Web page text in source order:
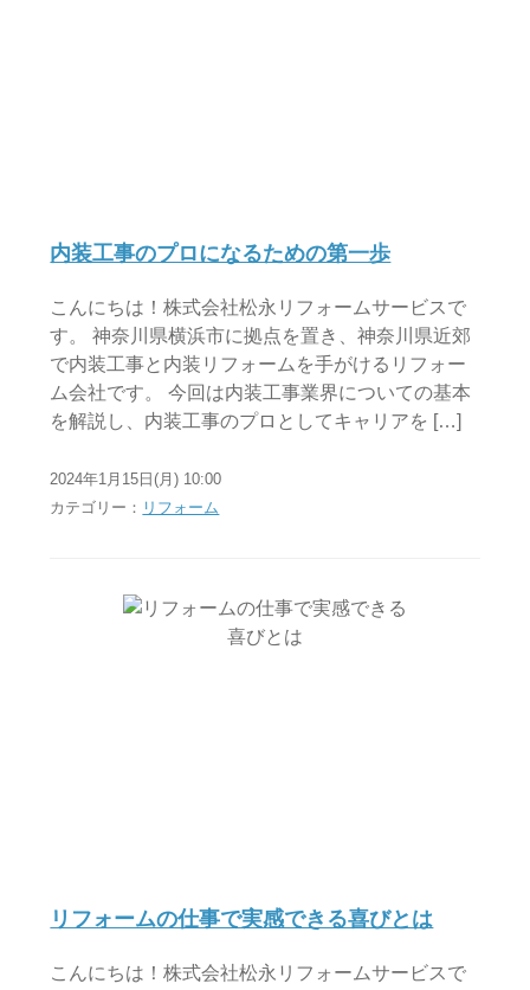
内装工事のプロになるための第一歩
こんにちは！株式会社松永リフォームサービスで
す。 神奈川県横浜市に拠点を置き、神奈川県近郊
で内装工事と内装リフォームを手がけるリフォー
ム会社です。 今回は内装工事業界についての基本
を解説し、内装工事のプロとしてキャリアを […]
2024年1月15日(月) 10:00
カテゴリー： リフォーム
リフォームの仕事で実感できる喜びとは
こんにちは！株式会社松永リフォームサービスで